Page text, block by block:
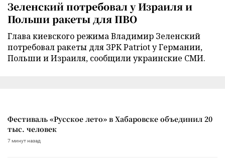
Зеленский потребовал у Израиля и
Польши ракеты для ПВО
Глава киевского режима Владимир Зеленский
потребовал ракеты для ЗРК Patriot у Германии,
Польши и Израиля, сообщили украинские СМИ.
Фестиваль «Русское лето» в Хабаровске объединил 20
тыс. человек
7 минут назад